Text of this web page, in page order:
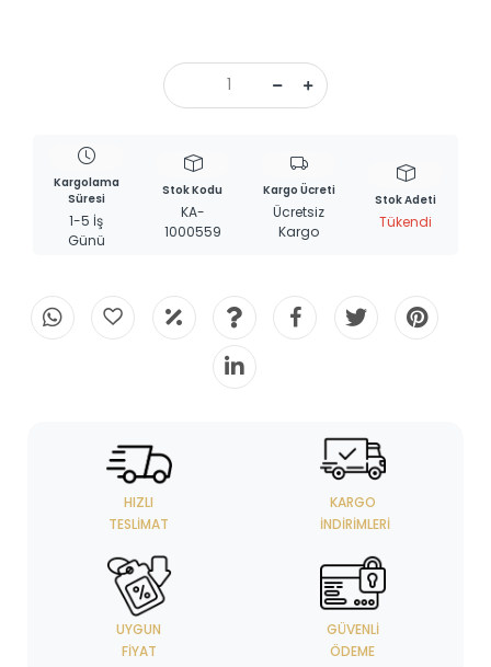
Kargolama
Süresi
1-5 İş
Günü
Stok Kodu
KA-
1000559
Kargo Ücreti
Ücretsiz
Kargo
Stok Adeti
Tükendi
HIZLI
TESLIMAT
KARGO
İNDIRIMLERI
UYGUN
FIYAT
GÜVENLI
ÖDEME